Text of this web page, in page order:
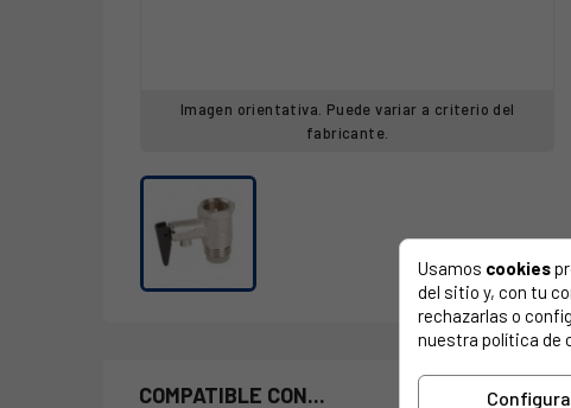
Imagen orientativa. Puede variar a criterio del
fabricante.
COMPATIBLE CON...
Usamos cookies
del sitio y, con tu
rechazarlas o
nuestra política de